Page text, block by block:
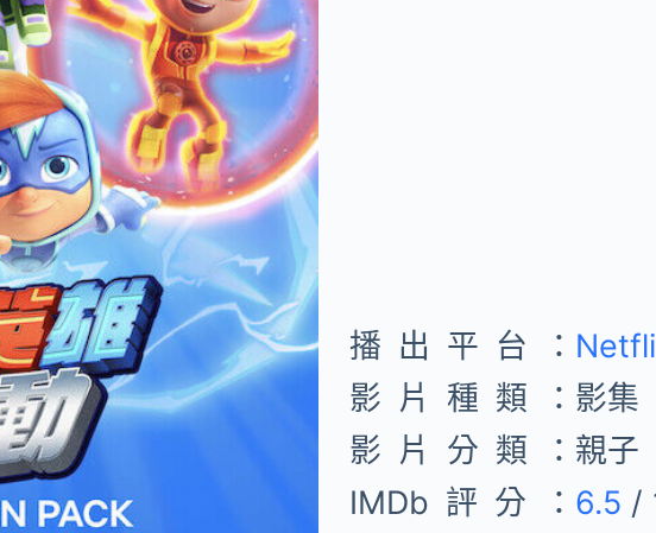
播出平台：
影片種類： 影集
影片分類： 親子
IMDb評分： 6.5 /